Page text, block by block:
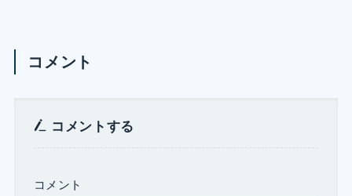
コメント
コメントする
コメント